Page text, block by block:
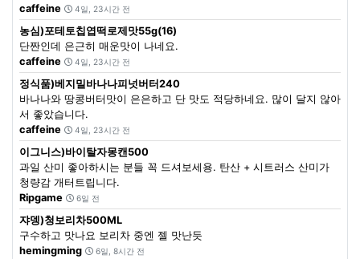
caffeine
4일, 23시간 전
농심)포테토칩엽떡로제맛55g(16)
단짠인데 은근히 매운맛이 나네요.
caffeine
4일, 23시간 전
정식품)베지밀바나나피넛버터240
바나나와 땅콩버터맛이 은은하고 단 맛도 적당하네요. 많이 달지 않아
서 좋았습니다.
caffeine
4일, 23시간 전
이그니스)바이탈자몽캔500
과일 산미 좋아하시는 분들 꼭 드셔보세용. 탄산 + 시트러스 산미가
청량감 개터트립니다.
Ripgame
6일 전
쟈뎅)청보리차500ML
구수하고 맛나요 보리차 중엔 젤 맛난듯
hemingming
6일, 8시간 전